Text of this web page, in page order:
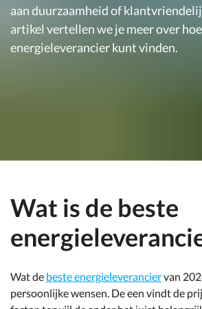
aan duurzaamheid of
artikel vertellen we je meer over
energieleverancier kunt vinden.
Wat is de beste
Wat de beste energieleveranciervan
persoonlijke wensen. De een vindt de